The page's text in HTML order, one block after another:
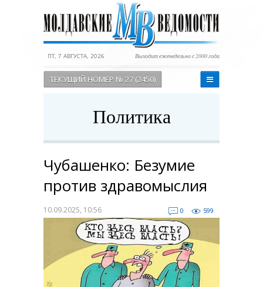
ПТ, 7 АВГУСТА, 2026 Выходит еженедельно с 2000 года
ТЕКУЩИЙ НОМЕР № 27 (2450)
Политика
Чубашенко: Безумие
против здравомыслия
10.09.2025, 10:56 0 599